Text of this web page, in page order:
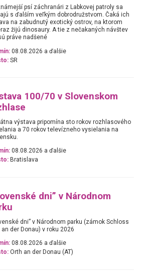
psí záchranári z Labkovej patroly sa
s ďalším veľkým dobrodružstvom. Čaká ich
na zabudnutý exotický ostrov, na ktorom
žijú dinosaury. A tie z nečakaných návštev
práve nadšené
08.08.2026 a ďalšie
SR
100/70 v Slovenskom
výstava pripomína sto rokov rozhlasového
a 70 rokov televízneho vysielania na
08.08.2026 a ďalšie
Bratislava
dni” v Národnom
dni” v Národnom parku (zámok Schloss
an der Donau) v roku 2026
08.08.2026 a ďalšie
Orth an der Donau (AT)